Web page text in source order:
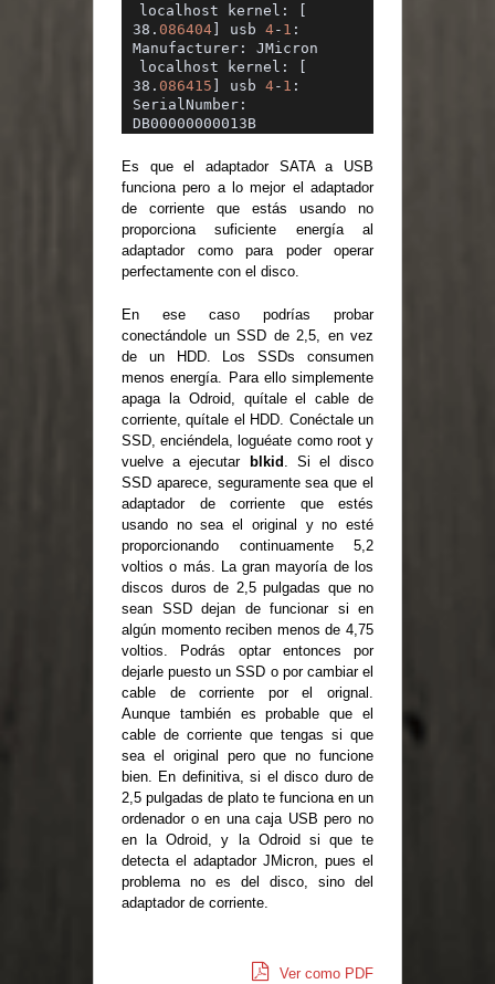
localhost kernel: [
38. 086404 ] usb 4- 1 :
Manufacturer: JMicron
localhost kernel: [
38. 086415 ] usb 4- 1 :
SerialNumber:
DB00000000013B
Es que el adaptador SATA a USB
funciona pero a lo mejor el adaptador
de corriente que estás usando no
proporciona suficiente energía al
adaptador como para poder operar
perfectamente con el disco.
En ese caso podrías probar
conectándole un SSD de 2,5, en vez
de un HDD. Los SSDs consumen
menos energía. Para ello simplemente
apaga la Odroid, quítale el cable de
corriente, quítale el HDD. Conéctale un
SSD, enciéndela, loguéate como root y
vuelve a ejecutar
blkid . Si el disco
SSD aparece, seguramente sea que el
adaptador de corriente que estés
usando no sea el original y no esté
proporcionando continuamente 5,2
voltios o más. La gran mayoría de los
discos duros de 2,5 pulgadas que no
sean SSD dejan de funcionar si en
algún momento reciben menos de 4,75
voltios. Podrás optar entonces por
dejarle puesto un SSD o por cambiar el
cable de corriente por el orignal.
Aunque también es probable que el
cable de corriente que tengas si que
sea el original pero que no funcione
bien. En definitiva, si el disco duro de
2,5 pulgadas de plato te funciona en un
ordenador o en una caja USB pero no
en la Odroid, y la Odroid si que te
detecta el adaptador JMicron, pues el
problema no es del disco, sino del
adaptador de corriente.
Ver como PDF